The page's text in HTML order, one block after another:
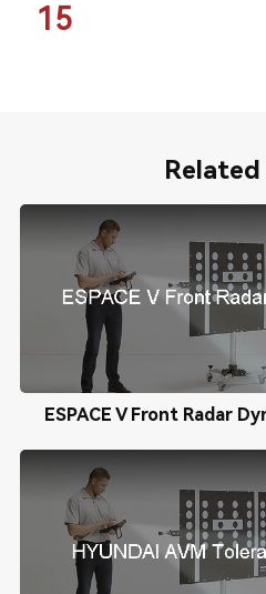
15
Related
ESPACE V Front Radar